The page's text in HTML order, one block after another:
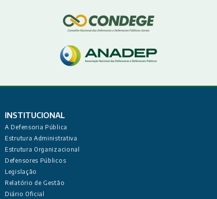
INSTITUCIONAL
A Defensoria Pública
Estrutura Administrativa
Estrutura Organizacional
Defensores Públicos
Legislação
Relatório de Gestão
Diário Oficial